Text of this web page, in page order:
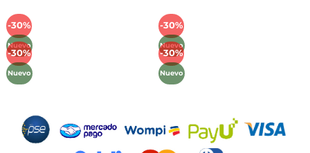
-30%
Nuevo
-30%
Nuevo
-30%
Nuevo
-30%
Nuevo